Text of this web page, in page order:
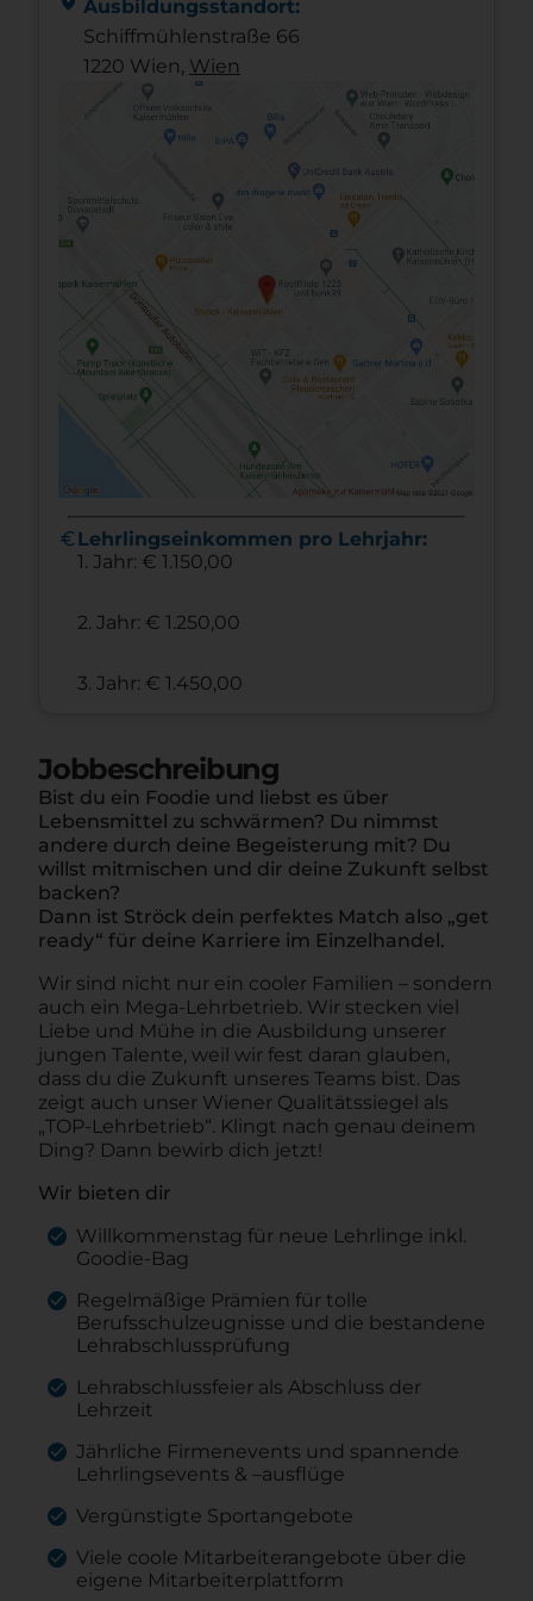
Ausbildungsstandort:
Schiffmühlenstraße 66
1220 Wien, Wien
euroLehrlingseinkommen pro Lehrjahr:
1. Jahr: € 1.150,00
2. Jahr: € 1.250,00
3. Jahr: € 1.450,00
Jobbeschreibung
Bist du ein Foodie und liebst es über
Lebensmittel zu schwärmen? Du nimmst
andere durch deine Begeisterung mit? Du
willst mitmischen und dir deine Zukunft selbst
backen?
Dann ist Ströck dein perfektes Match also „get
ready“ für deine Karriere im Einzelhandel.
Wir sind nicht nur ein cooler Familien – sondern
auch ein Mega-Lehrbetrieb. Wir stecken viel
Liebe und Mühe in die Ausbildung unserer
jungen Talente, weil wir fest daran glauben,
dass du die Zukunft unseres Teams bist. Das
zeigt auch unser Wiener Qualitätssiegel als
„TOP-Lehrbetrieb“. Klingt nach genau deinem
Ding? Dann bewirb dich jetzt!
Wir bieten dir
Willkommenstag für neue Lehrlinge inkl.
Goodie-Bag
Regelmäßige Prämien für tolle
Berufsschulzeugnisse und die bestandene
Lehrabschlussprüfung
Lehrabschlussfeier als Abschluss der
Lehrzeit
Jährliche Firmenevents und spannende
Lehrlingsevents & –ausflüge
Vergünstigte Sportangebote
Viele coole Mitarbeiterangebote über die
eigene Mitarbeiterplattform